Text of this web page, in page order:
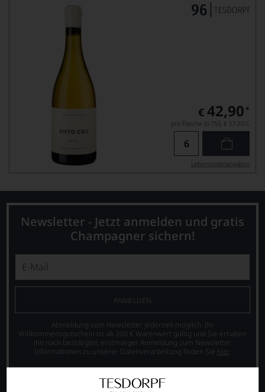
€ 42,90 *
pro Flasche (0.75l), € 57,20/L
Lebensmittel­angaben
Newsletter - Jetzt anmelden und gratis
Champagner sichern!
ANMELDEN
Abmeldung vom Newsletter jederzeit möglich. Ihr
Willkommensgutschein ist ab 200 € Warenwert gültig und Sie erhalten
ihn nach bestätigter, erstmaliger Anmeldung zum Newsletter.
Informationen zu unserer Datenverarbeitung finden Sie hier.